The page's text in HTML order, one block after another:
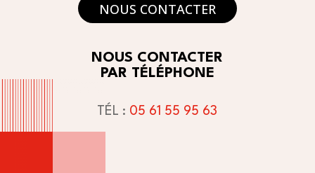
NOUS CONTACTER
NOUS CONTACTER
PAR TÉLÉPHONE
TÉL : 05 61 55 95 63